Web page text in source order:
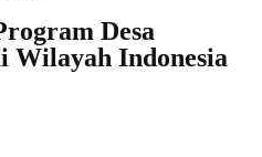
Desa
Wilayah Indonesia